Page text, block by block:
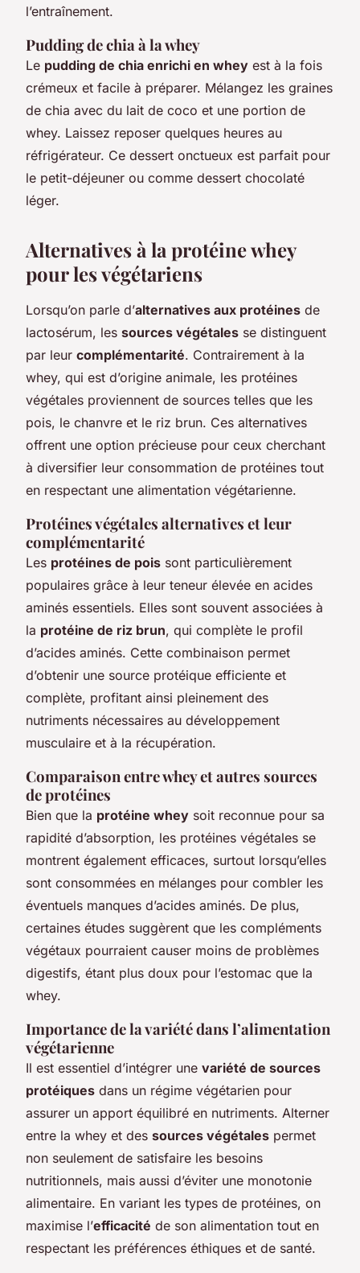
l’entraînement.
Pudding de chia à la whey
Le pudding de chia enrichi en whey est à la fois
crémeux et facile à préparer. Mélangez les graines
de chia avec du lait de coco et une portion de
whey. Laissez reposer quelques heures au
réfrigérateur. Ce dessert onctueux est parfait pour
le petit-déjeuner ou comme dessert chocolaté
léger.
Alternatives à la protéine whey
pour les végétariens
Lorsqu’on parle d’alternatives aux protéines de
lactosérum, les sources végétales se distinguent
par leur complémentarité. Contrairement à la
whey, qui est d’origine animale, les protéines
végétales proviennent de sources telles que les
pois, le chanvre et le riz brun. Ces alternatives
offrent une option précieuse pour ceux cherchant
à diversifier leur consommation de protéines tout
en respectant une alimentation végétarienne.
Protéines végétales alternatives et leur
complémentarité
Les protéines de pois sont particulièrement
populaires grâce à leur teneur élevée en acides
aminés essentiels. Elles sont souvent associées à
la protéine de riz brun, qui complète le profil
d’acides aminés. Cette combinaison permet
d’obtenir une source protéique efficiente et
complète, profitant ainsi pleinement des
nutriments nécessaires au développement
musculaire et à la récupération.
Comparaison entre whey et autres sources
de protéines
Bien que la protéine whey soit reconnue pour sa
rapidité d’absorption, les protéines végétales se
montrent également efficaces, surtout lorsqu’elles
sont consommées en mélanges pour combler les
éventuels manques d’acides aminés. De plus,
certaines études suggèrent que les compléments
végétaux pourraient causer moins de problèmes
digestifs, étant plus doux pour l’estomac que la
whey.
Importance de la variété dans l’alimentation
végétarienne
Il est essentiel d’intégrer une variété de sources
protéiques dans un régime végétarien pour
assurer un apport équilibré en nutriments. Alterner
entre la whey et des sources végétales permet
non seulement de satisfaire les besoins
nutritionnels, mais aussi d’éviter une monotonie
alimentaire. En variant les types de protéines, on
maximise l’efficacité de son alimentation tout en
respectant les préférences éthiques et de santé.